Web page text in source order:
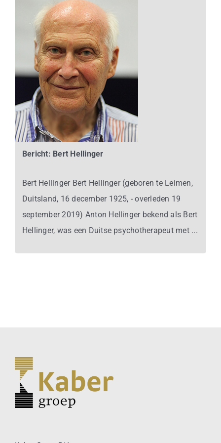
Bericht: Bert Hellinger
Bert Hellinger Bert Hellinger (geboren te Leimen,
Duitsland, 16 december 1925, - overleden 19
september 2019) Anton Hellinger bekend als Bert
Hellinger, was een Duitse psychotherapeut met ...